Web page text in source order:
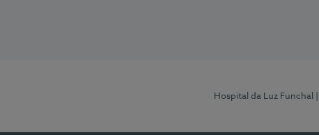
Hospital da Luz Funchal